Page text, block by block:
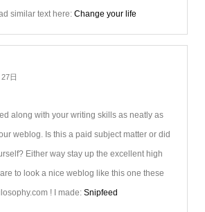
similar text here: Change your life
日
along with your writing skills as neatly as
weblog. Is this a paid subject matter or did
Either way stay up the excellent high
to look a nice weblog like this one these
! I made: Snipfeed